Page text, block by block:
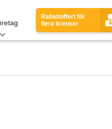
Rabattoffert för
flera licenser